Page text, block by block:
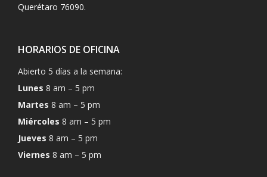
Querétaro 76090.
HORARIOS DE OFICINA
Abierto 5 días a la semana:
Lunes 8 am – 5 pm
Martes 8 am – 5 pm
Miércoles 8 am – 5 pm
Jueves 8 am – 5 pm
Viernes 8 am – 5 pm